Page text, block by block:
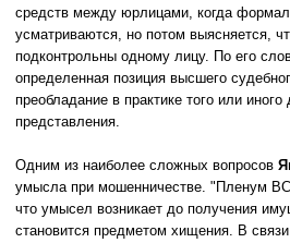
средств между юрлицами, когда
усматриваются, но потом выясняется,
подконтрольны одному лицу. По его
определенная позиция высшего
преобладание в практике того или иного
представления.
Одним из наиболее сложных вопросов
умысла при мошенничестве. "Пленум ВС
что умысел возникает до получения
становится предметом хищения. В